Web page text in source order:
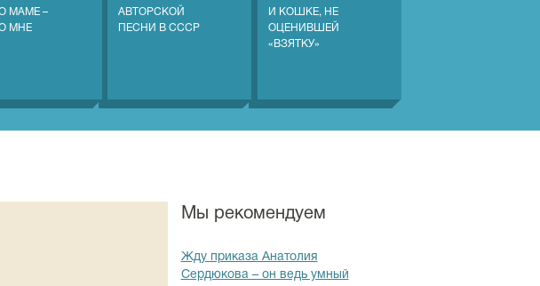
МАМЕ –
МНЕ
АВТОРСКОЙ
ПЕСНИ В СССР
И КОШКЕ, НЕ
ОЦЕНИВШЕЙ
«ВЗЯТКУ»
Мы рекомендуем
Жду приказа Анатолия
Сердюкова – он ведь умный